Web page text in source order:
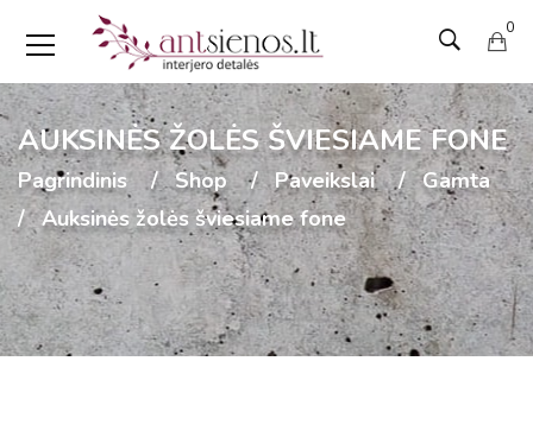
0
AUKSINĖS ŽOLĖS ŠVIESIAME FONE
Pagrindinis Shop Paveikslai
Gamta
Auksinės žolės šviesiame fone